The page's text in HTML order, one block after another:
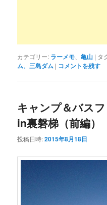
カテゴリー: ラーメモ 、亀山 | タ
ム、三島ダム | コメントを残す
キャンプ＆バス
in裏磐梯（前編）
投稿日時:2015年8月18日